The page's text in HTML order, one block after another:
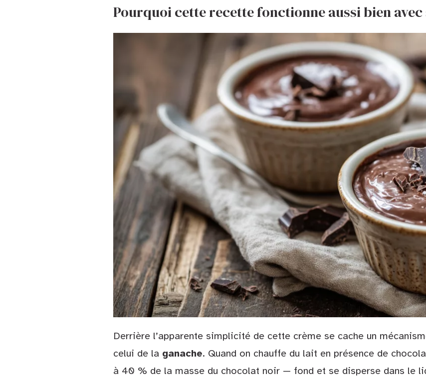
Pourquoi cette recette fonctionne aussi bien avec
Derrière l’apparente simplicité de cette crème se cache un
celui de la ganache. Quand on chauffe du lait en présence de
à 40 % de la masse du chocolat noir — fond et se disperse dans le